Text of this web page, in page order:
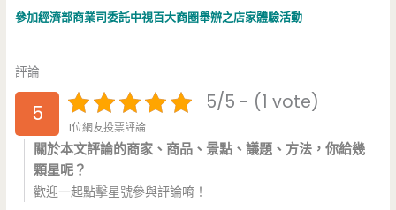
參加經濟部商業司委託中視百大商圈舉辦之店家體驗活動
評論
5 5/5 - (1 vote)
1位網友投票評論
關於本文評論的商家、商品、景點、議題、方法，你給幾
顆星呢？
歡迎一起點擊星號參與評論唷！